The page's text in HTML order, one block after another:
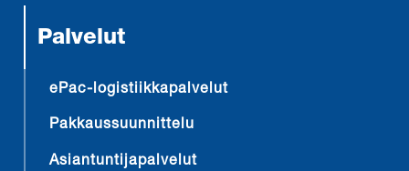
Palvelut
ePac-logistiikkapalvelut
Pakkaussuunnittelu
Asiantuntijapalvelut